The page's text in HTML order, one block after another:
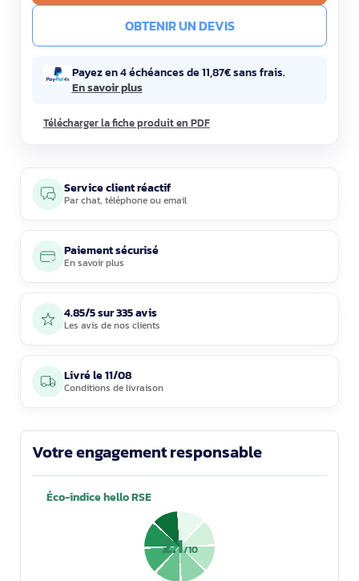
OBTENIR UN DEVIS
Payez en 4 échéances de 11,87€ sans frais.
En savoir plus
Télécharger la fiche produit en PDF
Service client réactif
Parchat, téléphoneouemail
Paiement sécurisé
En savoir plus
4.85/5 sur 335 avis
Les avis de nos clients
Livré le11/08
Conditions de livraison
Votre engagement responsable
Éco-indice hello RSE
2.1/10